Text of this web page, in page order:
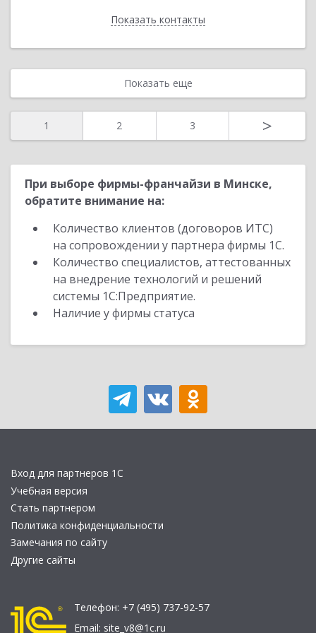
Показать контакты
Назад
Показать еще
1 2 3 >
При выборе фирмы-франчайзи в Минске,
обратите внимание на:
Количество клиентов (договоров ИТС)
на сопровождении у партнера фирмы 1С.
Количество специалистов, аттестованных
на внедрение технологий и решений
системы 1С:Предприятие.
Наличие у фирмы статуса
Вход для партнеров 1С
Учебная версия
Стать партнером
Политика конфиденциальности
Замечания по сайту
Другие сайты
Телефон: +7 (495) 737-92-57
Email: site_v8@1c.ru